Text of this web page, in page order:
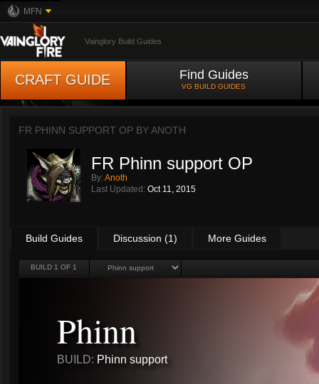
MFN
Vainglory Build Guides
CRAFT GUIDE Find Guides
VG BUILD GUIDES
FR PHINN SUPPORT OP BYANOTH
FR Phinn support OP
By: Anoth
Last Updated: Oct 11, 2015
Build Guides Discussion (1) More Guides
BUILD 1 OF 1
Phinn
BUILD: Phinn support